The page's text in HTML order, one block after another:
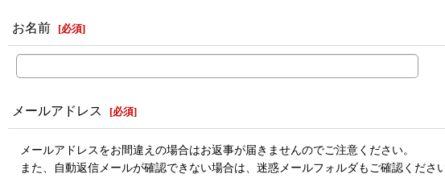
お名前 [必須]
メールアドレス [必須]
メールアドレスをお間違えの場合はお返事が届きませんのでご注意ください。
また、自動返信メールが確認できない場合は、迷惑メールフォルダもご確認くださ